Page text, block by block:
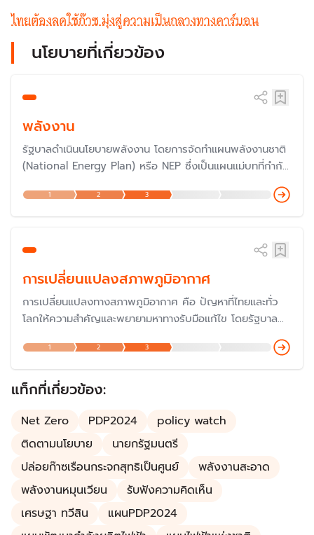
ไทยต้องลดใช้ก๊าซ มุ่งสู่ความเป็นกลางทางคาร์บอน
นโยบายที่เกี่ยวข้อง
พลังงาน
รัฐบาลดำเนินนโยบายพลังงาน โดยการจัดทำแผนพลังงานชาติ
(National Energy Plan) หรือ NEP ซึ่งเป็นแผนแม่บทที่กำกับ
ทิศทางการพัฒนานโยบายพลังงานของประเทศ โดยมีผู้รับผิด
ชอบคือ สำนักงานนโยบายและแผนพลังงาน (สนพ.) กระทรวง
พลังงาน ประกอบไปด้วยแผนพลังงานอีก 5 แผน คือ แผน
Plan
1 2 3
การเปลี่ยนแปลงสภาพภูมิอากาศ
การเปลี่ยนแปลงทางสภาพภูมิอากาศ คือ ปัญหาที่ไทยและทั่ว
โลกให้ความสำคัญและพยายามหาทางรับมือแก้ไข โดยรัฐบาล
ประกาศสานต่อนโยบาย Carbon Neutrality (ความเป็นกลาง
ทางคาร์บอน) เพื่อให้ประเทศไทยเป็นผู้นำของอาเซียนในด้านการ
ลดการปล่อยก๊าซคาร์บอนไดออกไซด์ โดยในปี 2567 ได้เข้า
ร่วมประชุม COP29 เพื่อแสดงบทบาทความร่วมมือกับ
1 2 3
แท็กที่เกี่ยวข้อง:
Net Zero PDP2024
policy watch
ติดตามนโยบาย
นายกรัฐมนตรี
ปล่อยก๊าซเรือนกระจกสุทธิเป็นศูนย์
พลังงานสะอาด
พลังงานหมุนเวียน
รับฟังความคิดเห็น
เศรษฐา ทวีสิน
แผนPDP2024